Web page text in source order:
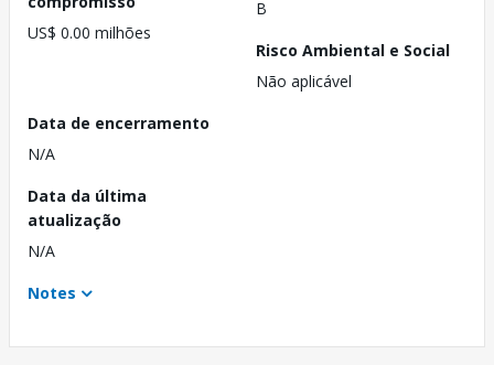
US$ 0.00 milhões
B
Risco Ambiental e Social
Não aplicável
Data de encerramento
N/A
Data da última
atualização
N/A
Notes